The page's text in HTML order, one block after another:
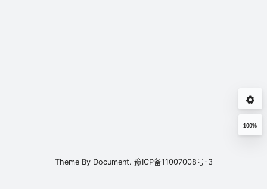
100%
Theme By Document. 豫ICP备11007008号-3